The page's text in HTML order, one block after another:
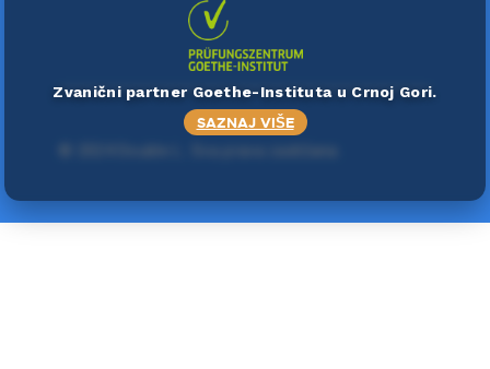
Zvanični partner Goethe-Instituta u Crnoj Gori.
SAZNAJ VIŠE